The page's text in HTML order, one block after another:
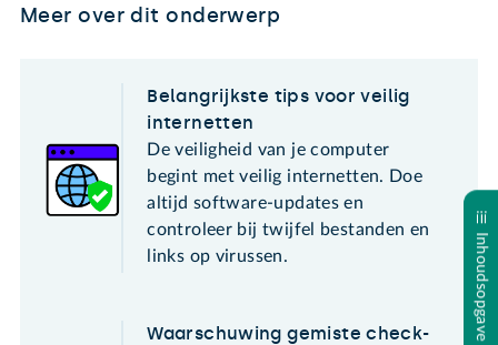
Inhoudsopgave
Meer over dit onderwerp
Belangrijkste tips voor veilig
internetten
De veiligheid van je computer
begint met veilig internetten. Doe
altijd software-updates en
controleer bij twijfel bestanden en
links op virussen.
Waarschuwing gemiste check-